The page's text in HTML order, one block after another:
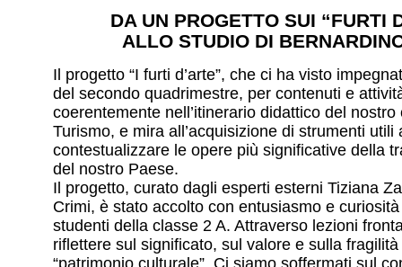
DA UN PROGETTO SUI “FURTI
ALLO STUDIO DI
Il progetto “I furti d’arte”, che ci ha visto
del secondo quadrimestre, per contenuti e
coerentemente nell’itinerario didattico del
Turismo, e mira all’acquisizione di strumenti utili
contestualizzare le opere più significative della
del nostro Paese.
Il progetto, curato dagli esperti esterni Tiziana
Crimi, è stato accolto con entusiasmo e
studenti della classe 2 A. Attraverso lezioni
riflettere sul significato, sul valore e sulla
“patrimonio culturale”. Ci siamo soffermati sul